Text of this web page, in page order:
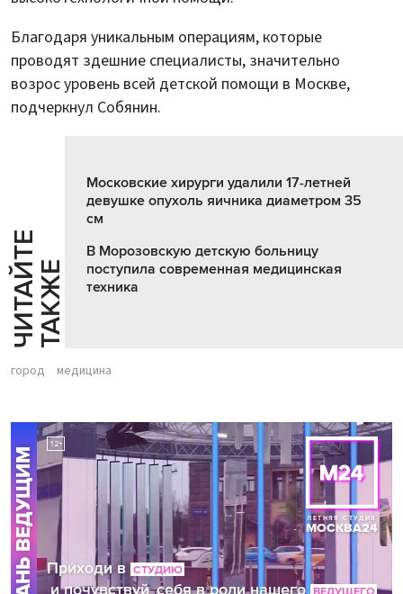
Благодаря уникальным операциям, которые
проводят здешние специалисты, значительно
возрос уровень всей детской помощи в Москве,
подчеркнул Собянин.
Ч
И
Т
АЙ
Т
Е
Т
А
К
ЖЕ
Московские хирурги удалили 17-летней
девушке опухоль яичника диаметром 35
см
В Морозовскую детскую больницу
поступила современная медицинская
техника
город медицина